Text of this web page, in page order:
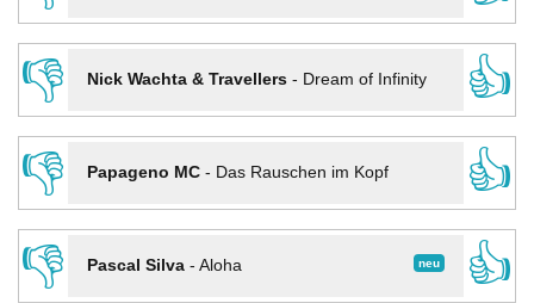
👎
Nick Wachta & Travellers- Dream of Infinity
👍
👎
Papageno MC- Das Rauschen im Kopf
👍
👎
neu
Pascal Silva- Aloha
👍